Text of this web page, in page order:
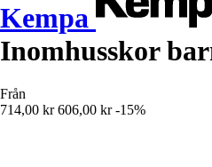
Kempa
Inomhusskor
Från
714,00 kr 606,00 kr -15%